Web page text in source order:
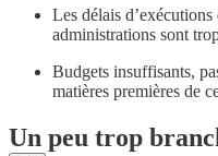
Les délais
administrations sont
Budgets insuffisants,
matières premières de
Un peu trop